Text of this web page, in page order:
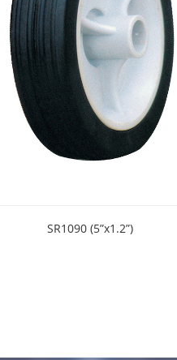
SR1090 (5”x1.2”)